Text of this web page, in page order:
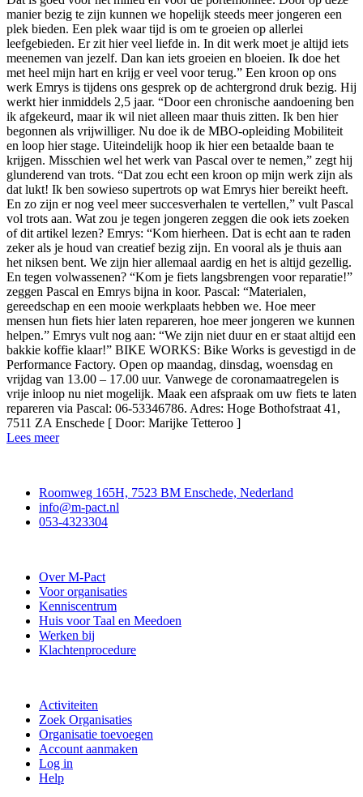
manier bezig te zijn kunnen we hopelijk steeds meer jongeren een
plek bieden. Een plek waar tijd is om te groeien op allerlei
leefgebieden. Er zit hier veel liefde in. In dit werk moet je altijd iets
meenemen van jezelf. Dan kan iets groeien en bloeien. Ik doe het
met heel mijn hart en krijg er veel voor terug.” Een kroon op ons
werk Emrys is tijdens ons gesprek op de achtergrond druk bezig. Hij
werkt hier inmiddels 2,5 jaar. “Door een chronische aandoening ben
ik afgekeurd, maar ik wil niet alleen maar thuis zitten. Ik ben hier
begonnen als vrijwilliger. Nu doe ik de MBO-opleiding Mobiliteit
en loop hier stage. Uiteindelijk hoop ik hier een betaalde baan te
krijgen. Misschien wel het werk van Pascal over te nemen,” zegt hij
glunderend van trots. “Dat zou echt een kroon op mijn werk zijn als
dat lukt! Ik ben sowieso supertrots op wat Emrys hier bereikt heeft.
En zo zijn er nog veel meer succesverhalen te vertellen,” vult Pascal
vol trots aan. Wat zou je tegen jongeren zeggen die ook iets zoeken
of dit artikel lezen? Emrys: “Kom hierheen. Dat is echt aan te raden
zeker als je houd van creatief bezig zijn. En vooral als je thuis aan
het niksen bent. We zijn hier allemaal aardig en het is altijd gezellig.
En tegen volwassenen? “Kom je fiets langsbrengen voor reparatie!”
zeggen Pascal en Emrys bijna in koor. Pascal: “Materialen,
gereedschap en een mooie werkplaats hebben we. Hoe meer
mensen hun fiets hier laten repareren, hoe meer jongeren we kunnen
helpen.” Emrys vult nog aan: “We zijn niet duur en er staat altijd een
bakkie koffie klaar!” BIKE WORKS: Bike Works is gevestigd in de
Performance Factory. Open op maandag, dinsdag, woensdag en
vrijdag van 13.00 – 17.00 uur. Vanwege de coronamaatregelen is
vrije inloop nu niet mogelijk. Maak een afspraak om uw fiets te laten
repareren via Pascal: 06-53346786. Adres: Hoge Bothofstraat 41,
7511 ZA Enschede [ Door: Marijke Tetteroo ]
Lees meer
Roomweg 165H, 7523 BM Enschede, Nederland
info@m-pact.nl
053-4323304
Over M-Pact
Voor organisaties
Kenniscentrum
Huis voor Taal en Meedoen
Werken bij
Klachtenprocedure
Activiteiten
Zoek Organisaties
Organisatie toevoegen
Account aanmaken
Log in
Help